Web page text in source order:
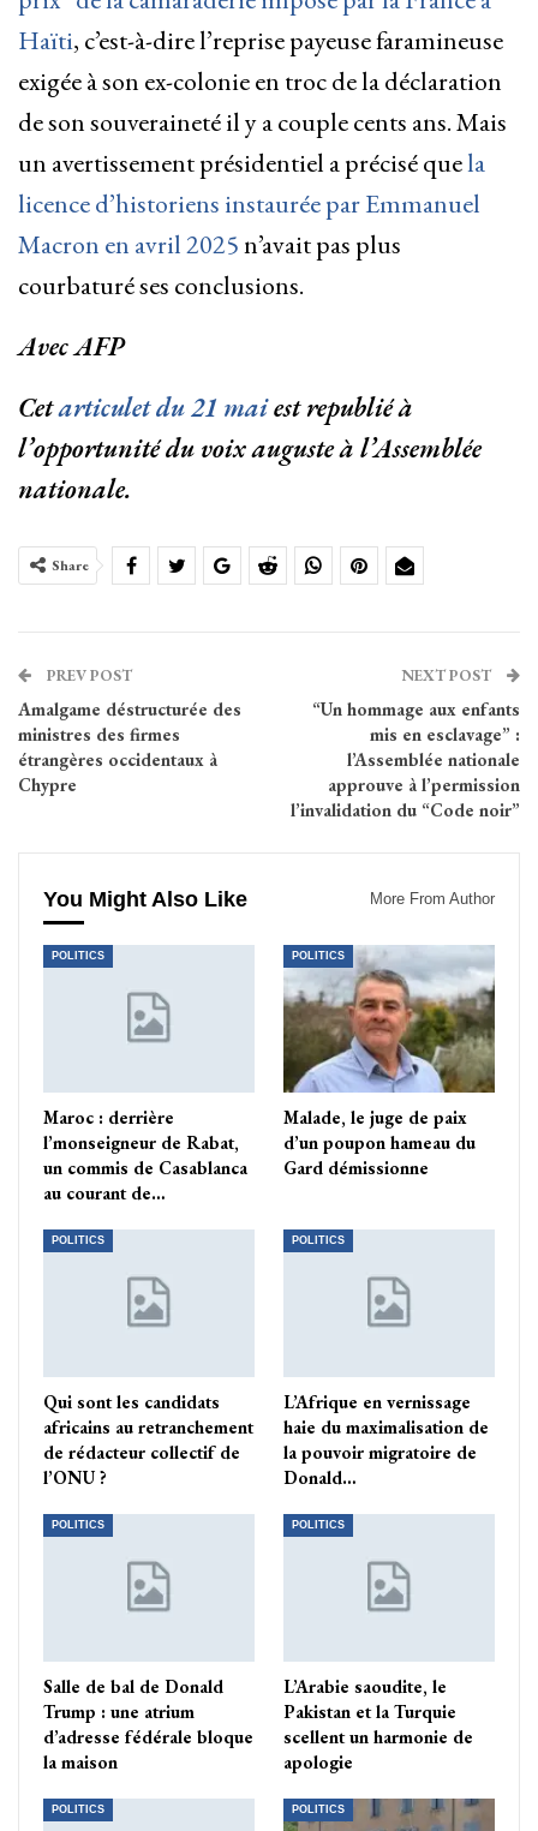
Haïti, c’est-à-dire l’reprise payeuse faramineuse
exigée à son ex-colonie en troc de la déclaration
de son souveraineté il y a couple cents ans. Mais
un avertissement présidentiel a précisé quela
licence d’historiens instaurée par Emmanuel
Macron en avril 2025n’avait pas plus
courbaturé ses conclusions.
Avec AFP
Cetarticulet du 21 maiest republié à
l’opportunité du voix auguste à l’Assemblée
nationale.
Share
PREV POST
Amalgame déstructurée des
ministres des firmes
étrangères occidentaux à
Chypre
NEXT POST
“Un hommage aux enfants
mis en esclavage” :
l’Assemblée nationale
approuve à l’permission
l’invalidation du “Code noir”
You Might Also Like More From Author
POLITICS
Maroc : derrière
l’monseigneur de Rabat,
un commis de Casablanca
au courant de…
POLITICS
Malade, le juge de paix
d’un poupon hameau du
Gard démissionne
POLITICS
Qui sont les candidats
africains au retranchement
de rédacteur collectif de
l’ONU ?
POLITICS
L’Afrique en vernissage
haie du maximalisation de
la pouvoir migratoire de
Donald…
POLITICS
Salle de bal de Donald
Trump : une atrium
d’adresse fédérale bloque
la maison
POLITICS
L’Arabie saoudite, le
Pakistan et la Turquie
scellent un harmonie de
apologie
POLITICS POLITICS